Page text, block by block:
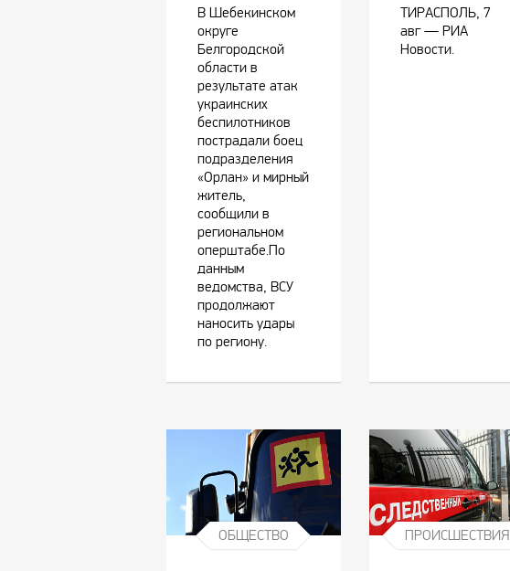
В Шебекинском
округе
Белгородской
области в
результате атак
украинских
беспилотников
пострадали боец
подразделения
«Орлан» и мирный
житель,
сообщили в
региональном
оперштабе.По
данным
ведомства, ВСУ
продолжают
наносить удары
по региону.
ТИРАСПОЛЬ, 7
авг — РИА
Новости.
ОБЩЕСТВО ПРОИСШЕСТВИЯ